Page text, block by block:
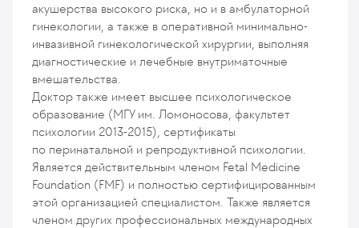
акушерства высокого риска, но и в амбулаторной
гинекологии, а также в оперативной минимально-
инвазивной гинекологической хирургии, выполняя
диагностические и лечебные внутриматочные
вмешательства.
Доктор также имеет высшее психологическое
образование (МГУ им. Ломоносова, факультет
психологии 2013-2015), сертификаты
по перинатальной и репродуктивной психологии.
Является действительным членом Fetal Medicine
Foundation (FMF) и полностью сертифицированным
этой организацией специалистом. Также является
членом других профессиональных международных